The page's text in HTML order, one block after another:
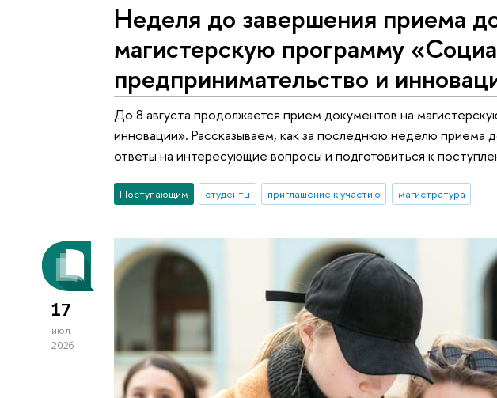
Неделя до завершения приема
магистерскую программу
предпринимательство и
До 8 августа продолжается прием документов на
инновации». Рассказываем, как за последнюю неделю приема
ответы на интересующие вопросы и подготовиться к
Поступающим студенты приглашение к участию магистратура
17
июл
2026